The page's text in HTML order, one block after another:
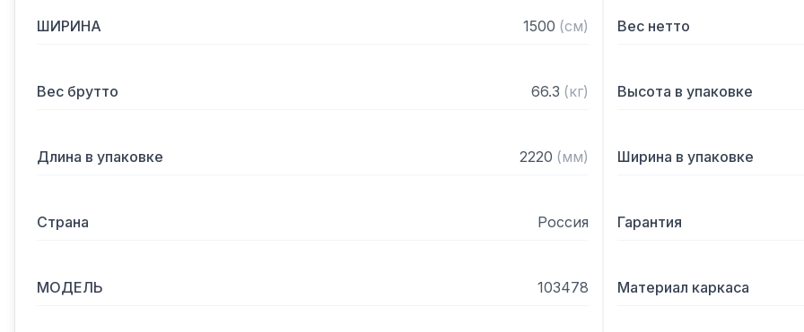
— С лабиринтными
ШИРИНА 1500 (см) Вес нетто
Вес брутто 66.3 (кг) Высота в упаковке
Длина в упаковке 2220 (мм) Ширина в упаковке
Страна Россия Гарантия
МОДЕЛЬ 103478 Материал каркаса